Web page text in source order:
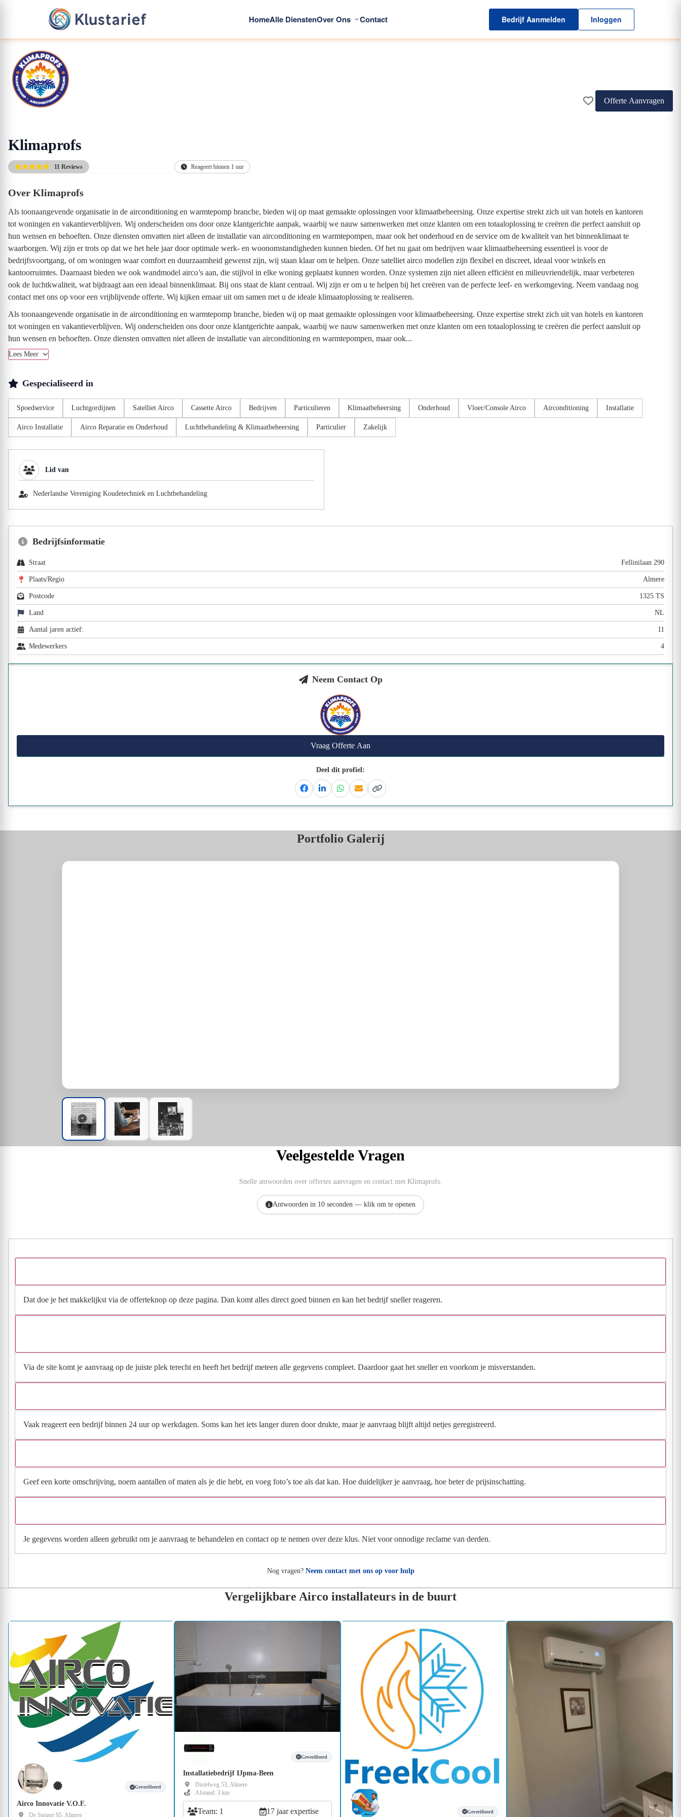
HomeAlle DienstenOver Ons Contact Bedrijf Aanmelden Inloggen
Offerte Aanvragen
Klimaprofs
11 Reviews Reageert binnen 1 uur
Over Klimaprofs
Als toonaangevende organisatie in de airconditioning en warmtepomp branche, bieden wij op maat gemaakte oplossingen voor klimaatbeheersing. Onze expertise strekt zich uit van hotels en kantoren
tot woningen en vakantieverblijven. Wij onderscheiden ons door onze klantgerichte aanpak, waarbij we nauw samenwerken met onze klanten om een totaaloplossing te creëren die perfect aansluit op
hun wensen en behoeften. Onze diensten omvatten niet alleen de installatie van airconditioning en warmtepompen, maar ook het onderhoud en de service om de kwaliteit van het binnenklimaat te
waarborgen. Wij zijn er trots op dat we het hele jaar door optimale werk- en woonomstandigheden kunnen bieden. Of het nu gaat om bedrijven waar klimaatbeheersing essentieel is voor de
bedrijfsvoortgang, of om woningen waar comfort en duurzaamheid gewenst zijn, wij staan klaar om te helpen. Onze satelliet airco modellen zijn flexibel en discreet, ideaal voor winkels en
kantoorruimtes. Daarnaast bieden we ook wandmodel airco’s aan, die stijlvol in elke woning geplaatst kunnen worden. Onze systemen zijn niet alleen efficiënt en milieuvriendelijk, maar verbeteren
ook de luchtkwaliteit, wat bijdraagt aan een ideaal binnenklimaat. Bij ons staat de klant centraal. Wij zijn er om u te helpen bij het creëren van de perfecte leef- en werkomgeving. Neem vandaag nog
contact met ons op voor een vrijblijvende offerte. Wij kijken ernaar uit om samen met u de ideale klimaatoplossing te realiseren.
Als toonaangevende organisatie in de airconditioning en warmtepomp branche, bieden wij op maat gemaakte oplossingen voor klimaatbeheersing. Onze expertise strekt zich uit van hotels en kantoren
tot woningen en vakantieverblijven. Wij onderscheiden ons door onze klantgerichte aanpak, waarbij we nauw samenwerken met onze klanten om een totaaloplossing te creëren die perfect aansluit op
hun wensen en behoeften. Onze diensten omvatten niet alleen de installatie van airconditioning en warmtepompen, maar ook...
Lees Meer
Gespecialiseerd in
Spoedservice Luchtgordijnen Satelliet Airco Cassette Airco Bedrijven Particulieren Klimaatbeheersing Onderhoud Vloer/Console Airco Airconditioning Installatie
Airco Installatie Airco Reparatie en Onderhoud Luchtbehandeling & Klimaatbeheersing Particulier Zakelijk
Lid van
Nederlandse Vereniging Koudetechniek en Luchtbehandeling
Bedrijfsinformatie
Straat Fellinilaan 290
Plaats/Regio Almere
Postcode 1325 TS
Land NL
Aantal jaren actief: 11
Medewerkers 4
Neem Contact Op
Vraag Offerte Aan
Deel dit profiel:
FacebookLinkedinWhatsapp
EmailKopieer link
Portfolio Galerij
Veelgestelde Vragen
Snelle antwoorden over offertes aanvragen en contact met Klimaprofs.
Antwoorden in 10 seconden — klik om te openen
Dat doe je het makkelijkst via de offerteknop op deze pagina. Dan komt alles direct goed binnen en kan het bedrijf sneller reageren.
Via de site komt je aanvraag op de juiste plek terecht en heeft het bedrijf meteen alle gegevens compleet. Daardoor gaat het sneller en voorkom je misverstanden.
Vaak reageert een bedrijf binnen 24 uur op werkdagen. Soms kan het iets langer duren door drukte, maar je aanvraag blijft altijd netjes geregistreerd.
Geef een korte omschrijving, noem aantallen of maten als je die hebt, en voeg foto’s toe als dat kan. Hoe duidelijker je aanvraag, hoe beter de prijsinschatting.
Je gegevens worden alleen gebruikt om je aanvraag te behandelen en contact op te nemen over deze klus. Niet voor onnodige reclame van derden.
Nog vragen? Neem contact met ons op voor hulp
Vergelijkbare Airco installateurs in de buurt
Geverifieerd
Airco Innovatie V.O.F.
De Steiger 95, Almere
Geverifieerd
Installatiebedrijf IJpma-Been
Distelweg 53, Almere
Afstand: 3 km
Team: 1 17 jaar expertise Geverifieerd